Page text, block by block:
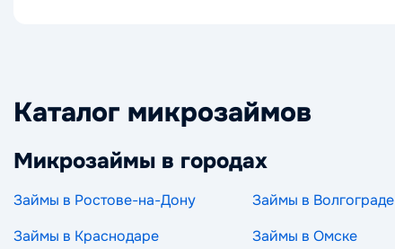
Каталог микрозаймов
Микрозаймы в городах
Займы в Ростове-на-Дону Займы в Волгограде
Займы в Краснодаре
Займы в Омске